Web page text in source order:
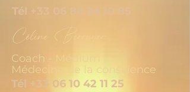
Tél +33 06 80 24 10 85
Céline Berruyer
Coach - Médium
Médecine de la conscience
Tél +33 06 10 42 11 25